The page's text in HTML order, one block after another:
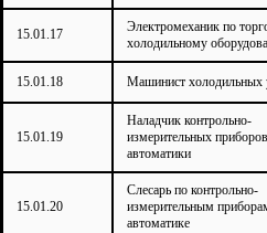
15.01.17
Электромеханик по
холодильному
15.01.18 Машинист холодильных
15.01.19
Наладчик контрольно-
измерительных
автоматики
15.01.20
Слесарь по контрольно-
измерительным
автоматике